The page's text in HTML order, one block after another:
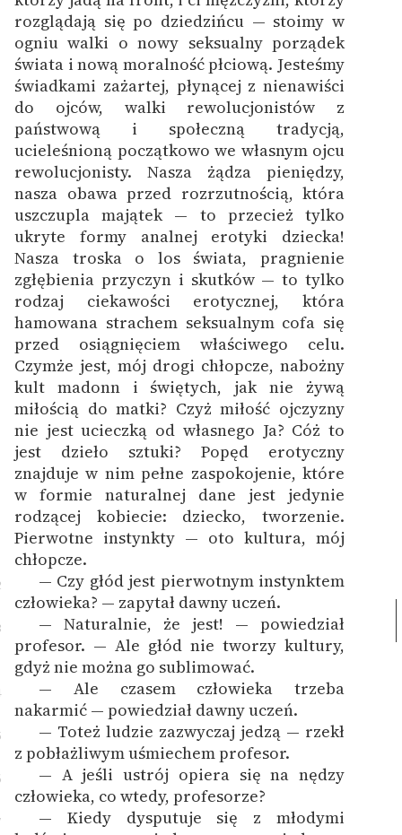
rozglądają się po dziedzińcu — stoimy w
ogniu walki o nowy seksualny porządek
świata i nową moralność płciową. Jesteśmy
świadkami zażartej, płynącej z nienawiści
do ojców, walki rewolucjonistów z
państwową i społeczną tradycją,
ucieleśnioną początkowo we własnym ojcu
rewolucjonisty. Nasza żądza pieniędzy,
nasza obawa przed rozrzutnością, która
uszczupla majątek — to przecież tylko
ukryte formy analnej erotyki dziecka!
Nasza troska o los świata, pragnienie
zgłębienia przyczyn i skutków — to tylko
rodzaj ciekawości erotycznej, która
hamowana strachem seksualnym cofa się
przed osiągnięciem właściwego celu.
Czymże jest, mój drogi chłopcze, nabożny
kult madonn i świętych, jak nie żywą
miłością do matki? Czyż miłość ojczyzny
nie jest ucieczką od własnego Ja? Cóż to
jest dzieło sztuki? Popęd erotyczny
znajduje w nim pełne zaspokojenie, które
w formie naturalnej dane jest jedynie
rodzącej kobiecie: dziecko, tworzenie.
Pierwotne instynkty — oto kultura, mój
chłopcze.
— Czy głód jest pierwotnym instynktem
człowieka? — zapytał dawny uczeń.
— Naturalnie, że jest! — powiedział
profesor. — Ale głód nie tworzy kultury,
gdyż nie można go sublimować.
— Ale czasem człowieka trzeba
nakarmić — powiedział dawny uczeń.
— Toteż ludzie zazwyczaj jedzą — rzekł
z pobłażliwym uśmiechem profesor.
— A jeśli ustrój opiera się na nędzy
człowieka, co wtedy, profesorze?
— Kiedy dysputuje się z młodymi